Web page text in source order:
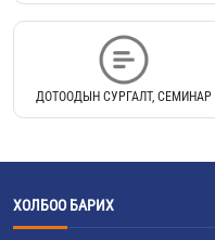
ДОТООДЫН СУРГАЛТ, СЕМИНАР
ХОЛБОО БАРИХ